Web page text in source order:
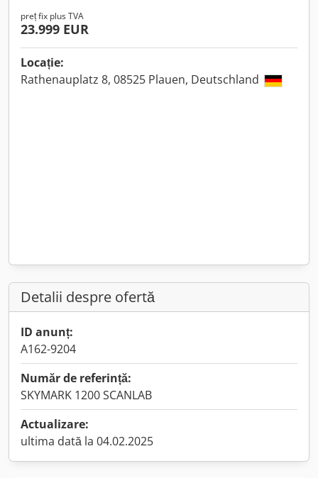
preț fix plus TVA
23.999 EUR
Locație:
Rathenauplatz 8, 08525 Plauen, Deutschland
Detalii despre ofertă
ID anunț:
A162-9204
Număr de referință:
SKYMARK 1200 SCANLAB
Actualizare:
ultima dată la 04.02.2025